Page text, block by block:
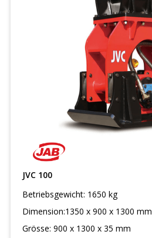
JVC 100
Betriebsgewicht: 1650 kg
Dimension:1350 x 900 x 1300 mm
Grösse: 900 x 1300 x 35 mm